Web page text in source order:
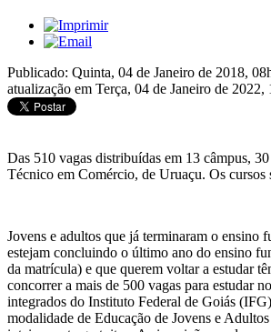
Publicado: Quinta, 04 de Janeiro de 2018,
atualização em Terça, 04 de Janeiro de 2022,
Das 510 vagas distribuídas em 13 câmpus,
Técnico em Comércio, de Uruaçu. Os cursos
Jovens e adultos que já terminaram o ensino
estejam concluindo o último ano do ensino
da matrícula) e que querem voltar a estudar
concorrer a mais de 500 vagas para estudar
integrados do Instituto Federal de Goiás
modalidade de Educação de Jovens e